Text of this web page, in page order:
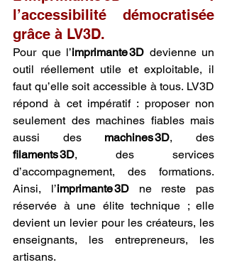
l’accessibilité démocratisée
grâce à LV3D.
Pour que l’imprimante 3D devienne un
outil réellement utile et exploitable, il
faut qu’elle soit accessible à tous. LV3D
répond à cet impératif : proposer non
seulement des machines fiables mais
aussi des machines 3D
filaments 3D, des services
d’accompagnement, des formations.
Ainsi, l’imprimante 3D ne reste pas
réservée à une élite technique ; elle
devient un levier pour les créateurs, les
enseignants, les entrepreneurs, les
artisans.